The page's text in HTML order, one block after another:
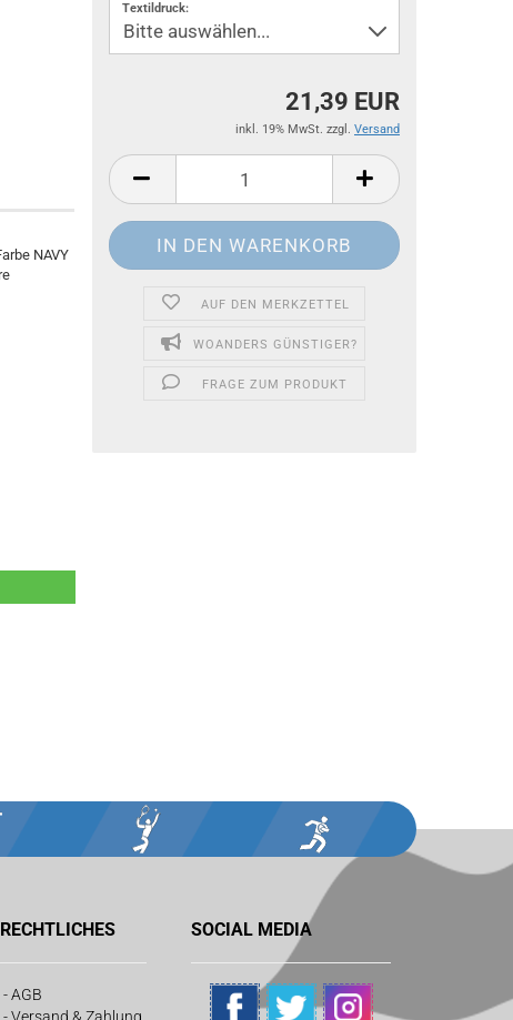
Textildruck:
21,39 EUR
inkl. 19% MwSt. zzgl. Versand
AUF DEN MERKZETTEL
WOANDERS GÜNSTIGER?
FRAGE ZUM PRODUKT
NAVY
RECHTLICHES
-AGB
SOCIAL MEDIA